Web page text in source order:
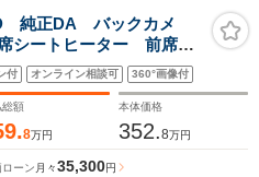
純正DA バックカメ
ートヒーター 前席シ
ンド アダプディブクル
シストコントロール
付 オンライン相談可 360°画像付
額
8万円
本体価格
352.8万円
ーン 月々35,300円